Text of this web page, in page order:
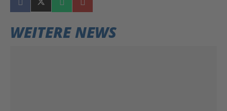
WEITERE NEWS